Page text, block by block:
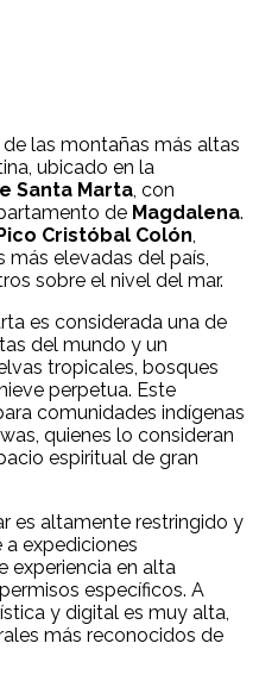
de las montañas más altas
ubicado en la
Santa Marta, con
de Magdalena.
Pico Cristóbal Colón,
más elevadas del país,
sobre el nivel del mar.
es considerada una de
del mundo y un
tropicales, bosques
perpetua. Este
comunidades indígenas
quienes lo consideran
espiritual de gran
es altamente restringido y
expediciones
experiencia en alta
específicos. A
y digital es muy alta,
más reconocidos de